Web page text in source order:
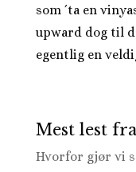
som ´ta en
upward dog til
egentlig en
Mest lest
Hvorfor gjør vi